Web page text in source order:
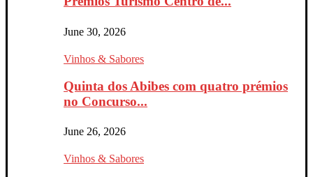
June 30, 2026
Vinhos & Sabores
Quinta dos Abibes com quatro prémios
no Concurso...
June 26, 2026
Vinhos & Sabores